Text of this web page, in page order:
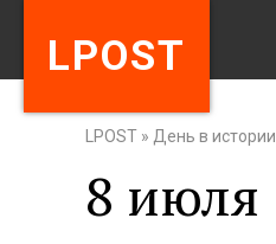
LPOST
LPOST » День в истории
8 июля